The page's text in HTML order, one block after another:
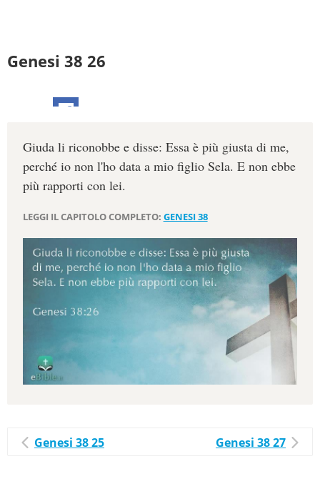
Genesi 38 26
Giuda li riconobbe e disse: Essa è più giusta di me,
perché io non l'ho data a mio figlio Sela. E non ebbe
più rapporti con lei.
LEGGI IL CAPITOLO COMPLETO: GENESI 38
Genesi 38 25 Genesi 38 27